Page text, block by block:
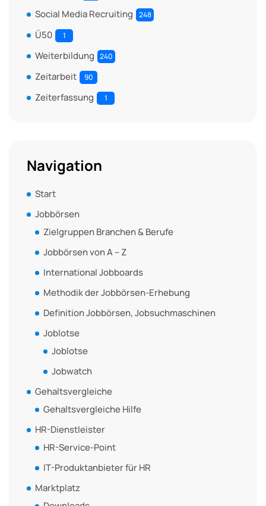
Social Media Recruiting 248
Ü50 1
Weiterbildung 240
Zeitarbeit 90
Zeiterfassung 1
Navigation
Start
Jobbörsen
Zielgruppen Branchen & Berufe
Jobbörsen von A – Z
International Jobboards
Methodik der Jobbörsen-Erhebung
Definition Jobbörsen, Jobsuchmaschinen
Joblotse
Joblotse
Jobwatch
Gehaltsvergleiche
Gehaltsvergleiche Hilfe
HR-Dienstleister
HR-Service-Point
IT-Produktanbieter für HR
Marktplatz